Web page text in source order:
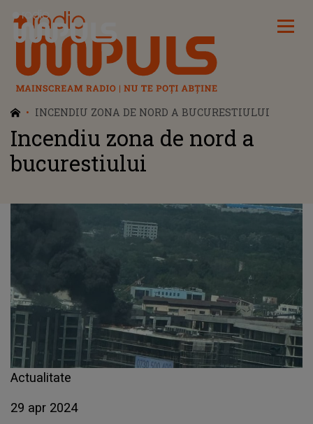
Radio Impuls
INCENDIU ZONA DE NORD A BUCURESTIULUI
Incendiu zona de nord a
bucurestiului
Actualitate
29 apr 2024